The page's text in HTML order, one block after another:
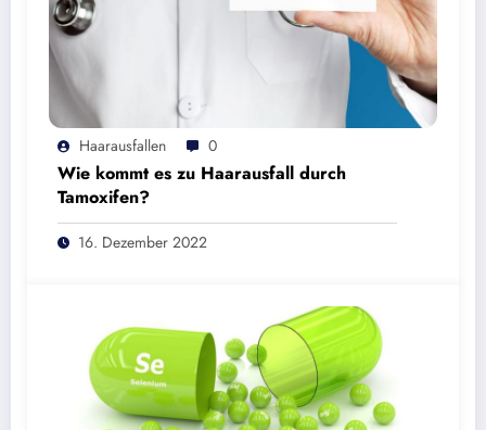
Haarausfallen 0
Wie kommt es zu Haarausfall durch
Tamoxifen?
16. Dezember 2022